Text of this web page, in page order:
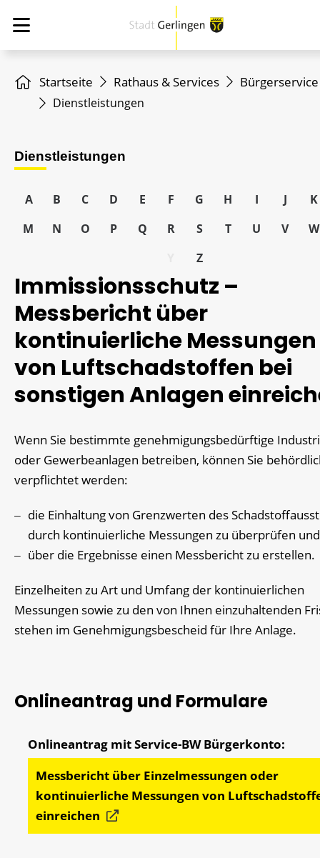
Startseite Rathaus & Services Bürgerservice
Dienstleistungen
Dienstleistungen
A B C D E F G H I J
K
M
N O P Q R S T U V
W
Z
Immissionsschutz –
Messbericht über
kontinuierliche Messungen
von Luftschadstoffen bei
sonstigen Anlagen
Wenn Sie bestimmte genehmigungsbedürftige
oder Gewerbeanlagen betreiben, können Sie
verpflichtet werden:
die Einhaltung von Grenzwerten des
durch kontinuierliche Messungen zu überprüfen und
über die Ergebnisse einen Messbericht zu erstellen.
Einzelheiten zu Art und Umfang der kontinuierlichen
Messungen sowie zu den von Ihnen einzuhaltenden
stehen im Genehmigungsbescheid für Ihre Anlage.
Onlineantrag und Formulare
Messbericht über Einzelmessungen oder
kontinuierliche Messungen von
einreichen